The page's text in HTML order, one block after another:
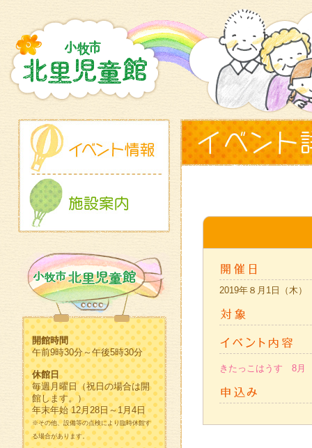
開館時間
午前9時30分～午後5時30分
休館日
毎週月曜日（祝日の場合は開
館します。）
年末年始 12月28日～1月4日
※その他、設備等の点検により臨時休館す
る場合があります。
2019年８月1日（木）
きたっこはうす 8月